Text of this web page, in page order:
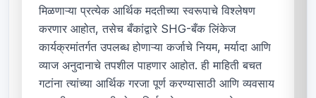
मिळणाऱ्या प्रत्येक आर्थिक मदतीच्या स्वरूपाचे विश्लेषण
करणार आहोत, तसेच बँकांद्वारे SHG-बँक लिंकेज
कार्यक्रमांतर्गत उपलब्ध होणाऱ्या कर्जाचे नियम, मर्यादा आणि
व्याज अनुदानाचे तपशील पाहणार आहोत. ही माहिती बचत
गटांना त्यांच्या आर्थिक गरजा पूर्ण करण्यासाठी आणि व्यवसाय